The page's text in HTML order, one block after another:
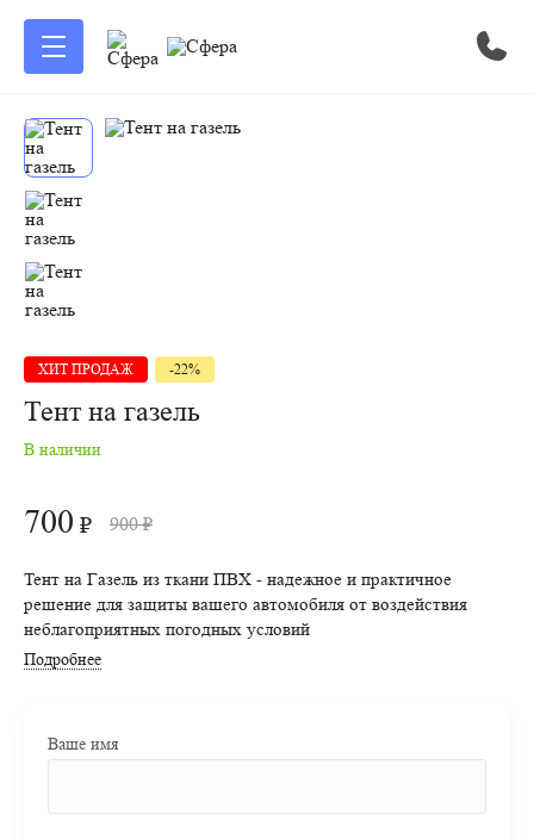
ХИТ ПРОДАЖ -22%
Тент на газель
В наличии
700 ₽ 900₽
Тент на Газель из ткани ПВХ - надежное и практичное
решение для защиты вашего автомобиля от воздействия
неблагоприятных погодных условий
Подробнее
Ваше имя